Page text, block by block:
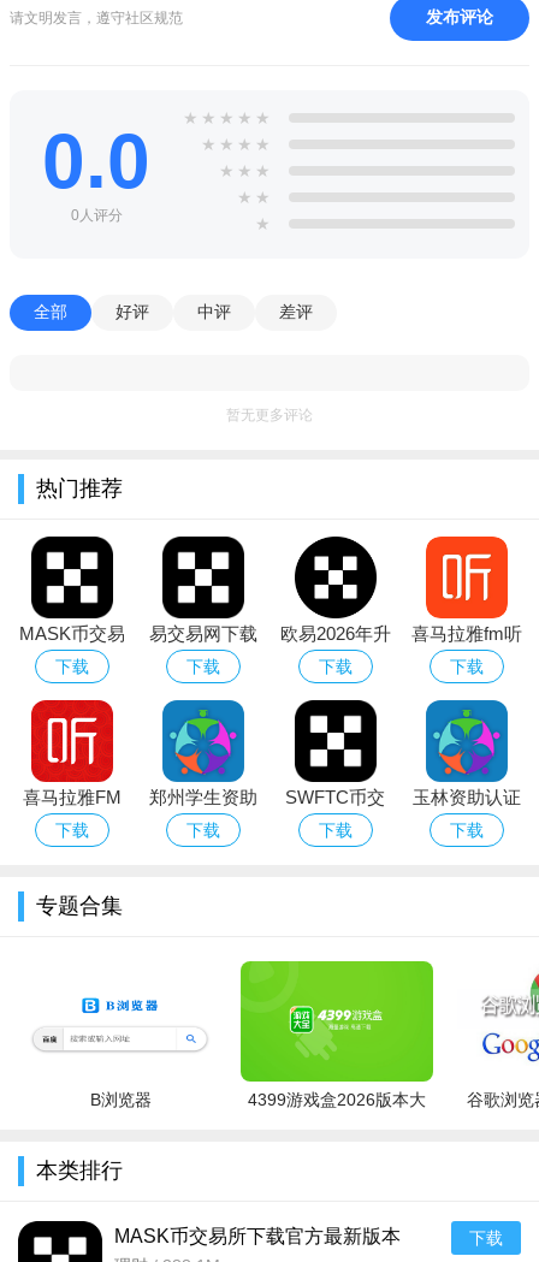
量。
3、界面清新简洁，占用内存小，离线也可以轻松的使用。
小编推荐同类软件
：精准记录步行轨迹与数据
：社区互动强，路线丰富
步多多：走路赚钱，趣味激励
华为运动健康
：深度联动华为穿戴设备
请文明发言，遵守社区规范 发布评论
0.0
0人评分
★ ★ ★ ★ ★
★ ★ ★ ★
★ ★ ★
★ ★
★
全部 好评 中评 差评
暂无更多评论
热门推荐
MASK币交易
所下载官方最
新版本
下载
易交易网下载
2026最新版
下载
欧易2026年升
级新版本
下载
喜马拉雅fm听
书相声
下载
喜马拉雅FM
手机客户端
下载
郑州学生资助
通app下载安
下载
SWFTC币交
易所app下载
下载
玉林资助认证
(资助通)app
下载
专题合集
B浏览器
4399游戏盒2026版本大
谷歌浏览
本类排行
MASK币交易所下载官方最新版本
下载